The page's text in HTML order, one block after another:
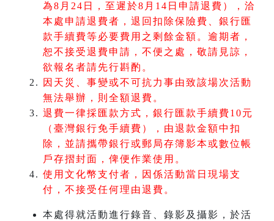
為8月24日，至遲於8月14日申請退費），洽
本處申請退費者，退回扣除保險費、銀行匯
款手續費等必要費用之剩餘金額。逾期者，
恕不接受退費申請，不便之處，敬請見諒，
欲報名者請先行斟酌。
因天災、事變或不可抗力事由致該場次活動
無法舉辦，則全額退費。
退費一律採匯款方式，銀行匯款手續費10元
（臺灣銀行免手續費），由退款金額中扣
除，並請攜帶銀行或郵局存簿影本或數位帳
戶存摺封面，俾便作業使用。
使用文化幣支付者，因係活動當日現場支
付，不接受任何理由退費。
本處得就活動進行錄音、錄影及攝影，於活